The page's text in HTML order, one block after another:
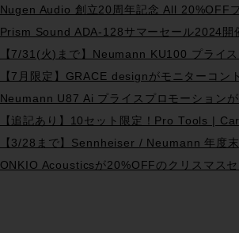
Nugen Audio 創立20周年記念 All 20%OFF
Prism Sound ADA-128サマーセール2024開
【7/31(火)まで】Neumann KU100 プライス
【7月限定】GRACE designがモニターコン
Neumann U87 Ai プライスプロモーションが
【追記あり】10セット限定！Pro Tools |
【3/28まで】Sennheiser / Neumann 年度末
ONKIO Acousticsが20%OFFのクリスマスセ